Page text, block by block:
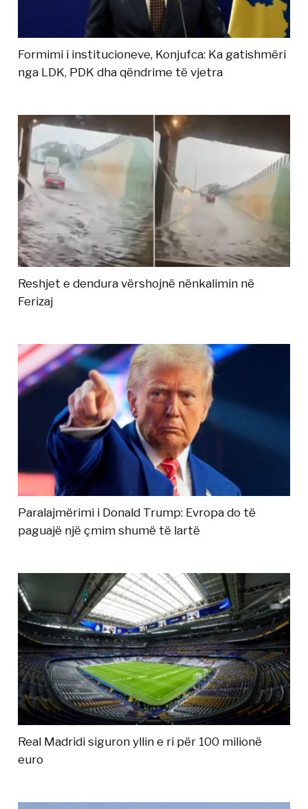
Formimi i institucioneve, Konjufca: Ka gatishmëri
nga LDK, PDK dha qëndrime të vjetra
Reshjet e dendura vërshojnë nënkalimin në
Ferizaj
Paralajmërimi i Donald Trump: Evropa do të
paguajë një çmim shumë të lartë
Real Madridi siguron yllin e ri për 100 milionë
euro